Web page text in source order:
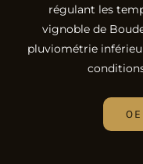
régulant les
vignoble de
pluviométrie